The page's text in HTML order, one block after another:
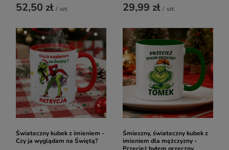
52,50 zł / szt. 29,99 zł / szt.
Świateczny kubek z imieniem -
Czy ja wyglądam na Świętą?
Śmieszny, świateczny kubek z
imieniem dla mężczyzny -